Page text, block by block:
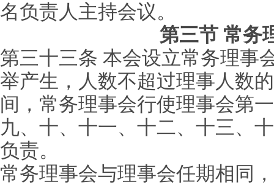
名负责人主持会议。
第三节 常务
第三十三条 本会设立常务理事
举产生，人数不超过理事人数
间，常务理事会行使理事会第
九、十、十一、十二、十三、
负责。
常务理事会与理事会任期相同